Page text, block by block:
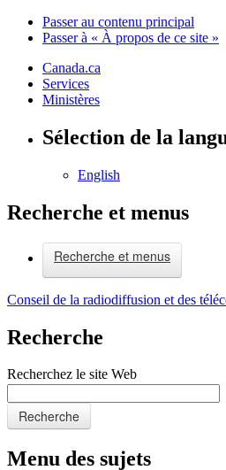
Passer au contenu principal
Passer à « À propos de ce site »
Canada.ca
Services
Ministères
Sélection de la
English
Recherche et menus
Recherche et menus
Conseil de la radiodiffusion et des
Recherche
Recherchez le site Web
Recherche
Menu des sujets